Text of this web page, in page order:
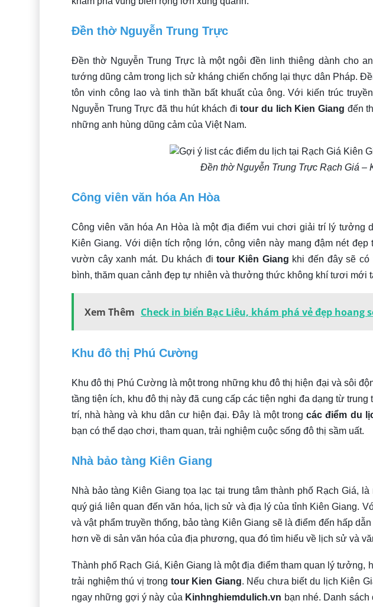
Đền thờ Nguyễn Trung Trực
Đền thờ Nguyễn Trung Trực là một ngôi đền linh thiêng dành cho
tướng dũng cảm trong lịch sử kháng chiến chống lại thực dân Pháp.
tôn vinh công lao và tinh thần bất khuất của ông. Với kiến trúc
Nguyễn Trung Trực đã thu hút khách đitour du lich Kien Giang đến
những anh hùng dũng cảm của Việt Nam.
Đền thờ Nguyễn Trung Trực Rạch Giá –
Công viên văn hóa An Hòa
Công viên văn hóa An Hòa là một địa điểm vui chơi giải trí lý tưởng
Kiên Giang. Với diện tích rộng lớn, công viên này mang đậm nét
vườn cây xanh mát. Du khách đitour Kiên Giang khi đến đây sẽ
bình, thăm quan cảnh đẹp tự nhiên và thưởng thức không khí tươi mới
Xem Thêm Check in biển Bạc Liêu, khám phá vẻ đẹp hoang
Khu đô thị Phú Cường
Khu đô thị Phú Cường là một trong những khu đô thị hiện đại và sôi
tầng tiện ích, khu đô thị này đã cung cấp các tiện nghi đa dạng từ
trí, nhà hàng và khu dân cư hiện đại. Đây là một trongcác điểm du
bạn có thể dạo chơi, tham quan, trải nghiệm cuộc sống đô thị sầm uất.
Nhà bảo tàng Kiên Giang
Nhà bảo tàng Kiên Giang tọa lạc tại trung tâm thành phố Rạch Giá,
quý giá liên quan đến văn hóa, lịch sử và địa lý của tỉnh Kiên Giang.
và vật phẩm truyền thống, bảo tàng Kiên Giang sẽ là điểm đến hấp
hơn về di sản văn hóa của địa phương, qua đó tìm hiểu về lịch sử và
Thành phố Rạch Giá, Kiên Giang là một địa điểm tham quan lý tưởng,
trải nghiệm thú vị trong tour Kien Giang. Nếu chưa biết du lịch Kiên
ngay những gợi ý này của Kinhnghiemdulich.vn bạn nhé. Danh